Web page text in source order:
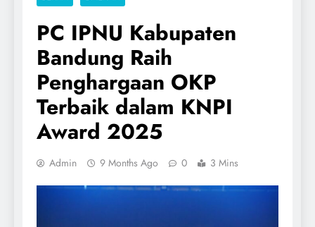
PC IPNU Kabupaten
Bandung Raih
Penghargaan OKP
Terbaik dalam KNPI
Award 2025
Admin 9 Months Ago 0 3 Mins